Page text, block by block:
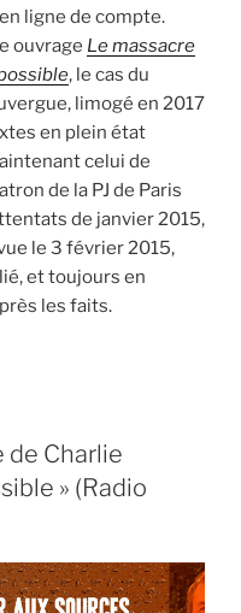
en ligne de compte.
ouvrage Le massacre
, le cas du
limogé en 2017
en plein état
celui de
de la PJ de Paris
de janvier 2015,
le 3 février 2015,
et toujours en
les faits.
de Charlie
» (Radio